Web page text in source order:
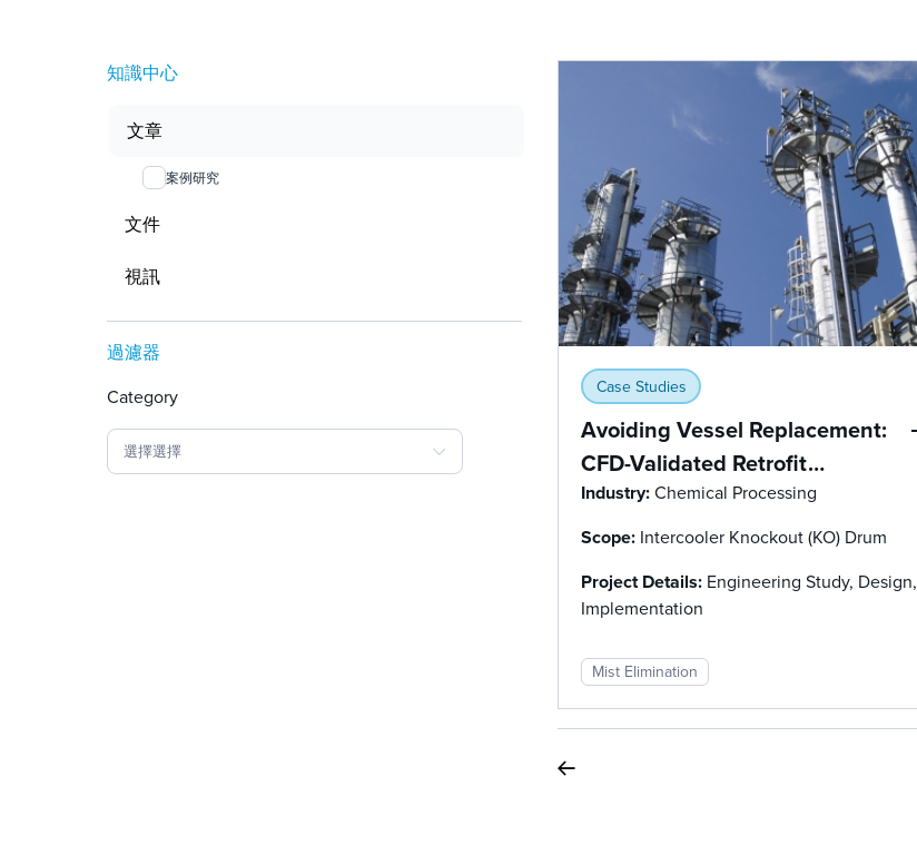
知識中心
文章
案例研究
文件
視訊
過濾器
Category
選擇選擇
Case Studies
Avoiding Vessel Replacement:
CFD-Validated Retrofit
Eliminates Liquid Carryover
Industry:Chemical Processing
Scope: Intercooler Knockout (KO) Drum
Project Details: Engineering Study, Design,
Implementation
Mist Elimination